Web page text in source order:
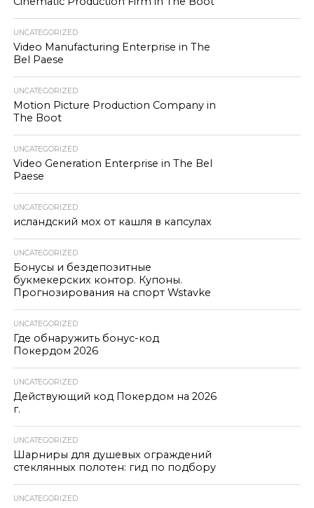
UNCATEGORIZED
Video Manufacturing Enterprise in The
Bel Paese
UNCATEGORIZED
Motion Picture Production Company in
The Boot
UNCATEGORIZED
Video Generation Enterprise in The Bel
Paese
UNCATEGORIZED
исландский мох от кашля в капсулах
UNCATEGORIZED
Бонусы и бездепозитные
букмекерских контор. Купоны.
Прогнозирования на спорт Wstavke
UNCATEGORIZED
Где обнаружить бонус-код
Покердом 2026
UNCATEGORIZED
Действующий код Покердом на 2026
г.
UNCATEGORIZED
Шарниры для душевых ограждений
стеклянных полотен: гид по подбору
UNCATEGORIZED